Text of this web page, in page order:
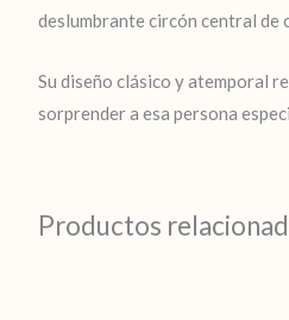
deslumbrante circón central de
Su diseño clásico y atemporal
sorprender a esa persona
Productos